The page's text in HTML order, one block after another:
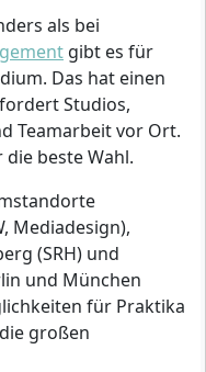
als bei
gibt es für
Das hat einen
Studios,
Teamarbeit vor Ort.
beste Wahl.
Mediadesign),
(SRH) und
und München
für Praktika
großen